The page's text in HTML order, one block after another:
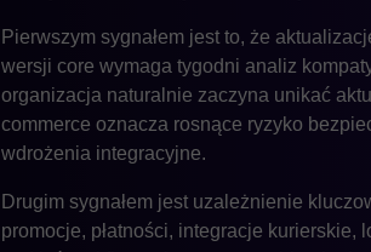
Pierwszym sygnałem jest to, że
wersji core wymaga tygodni analiz
organizacja naturalnie zaczyna unikać
commerce oznacza rosnące ryzyko
wdrożenia integracyjne.
Drugim sygnałem jest uzależnienie
promocje, płatności, integracje